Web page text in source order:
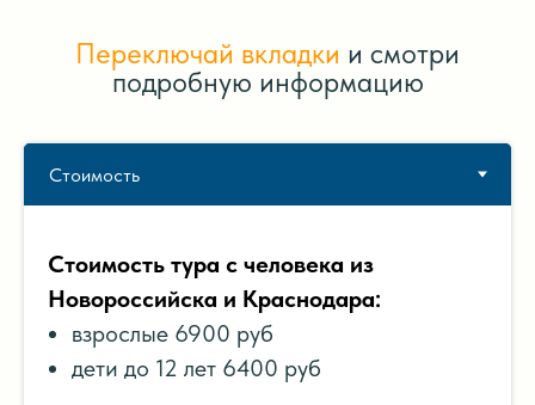
Переключай вкладки и смотри
подробную информацию
Стоимость тура с человека из
Новороссийска и Краснодара:
взрослые 6900 руб
дети до 12 лет 6400 руб